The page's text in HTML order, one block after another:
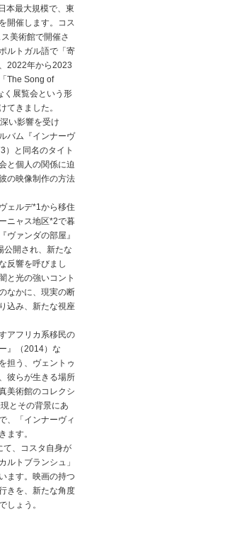
本最大規模で、東
開催します。コス
美術館で開催さ
ルトガル語で「寄
2022年から2023
The Song of
く展覧会という形
てきました。
い影響を受け
バム『インナーヴ
）と同名のタイト
と個人の関係に迫
の映像制作の方法
ェルデ*1から移住
ニャス地区*2で暮
ヴァンダの部屋』
公開され、新たな
反響を呼びまし
と光の強いコント
なかに、現実の断
込み、新たな視座
アフリカ系移民の
』（2014）な
担う、ヴェントゥ
彼らが生きる場所
美術館のコレクシ
とその背景にあ
、「インナーヴィ
ます。
て、コスタ自身が
ルトブランシュ」
ます。映画の持つ
きを、新たな角度
しょう。